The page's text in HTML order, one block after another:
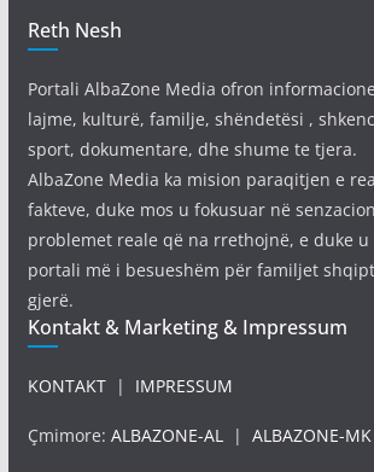
Reth Nesh
Portali AlbaZone Media ofron
lajme, kulturë, familje, shëndetësi ,
sport, dokumentare, dhe shume te tjera.
AlbaZone Media ka mision paraqitjen e
fakteve, duke mos u fokusuar në
problemet reale që na rrethojnë, e duke u
portali më i besueshëm për familjet
gjerë.
Kontakt & Marketing & Impressum
KONTAKT| IMPRESSUM
Çmimore: ALBAZONE-AL| ALBAZONE-MK